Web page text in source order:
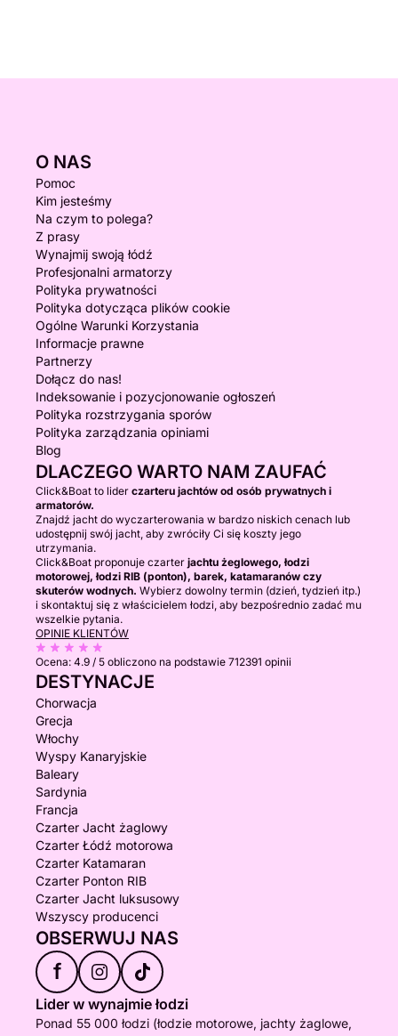
O NAS
Pomoc
Kim jesteśmy
Na czym to polega?
Z prasy
Wynajmij swoją łódź
Profesjonalni armatorzy
Polityka prywatności
Polityka dotycząca plików cookie
Ogólne Warunki Korzystania
Informacje prawne
Partnerzy
Dołącz do nas!
Indeksowanie i pozycjonowanie ogłoszeń
Polityka rozstrzygania sporów
Polityka zarządzania opiniami
Blog
DLACZEGO WARTO NAM ZAUFAĆ
Click&Boat to lider czarteru jachtów od osób prywatnych i
armatorów.
Znajdź jacht do wyczarterowania w bardzo niskich cenach lub
udostępnij swój jacht, aby zwróciły Ci się koszty jego
utrzymania.
Click&Boat proponuje czarter jachtu żeglowego, łodzi
motorowej, łodzi RIB (ponton), barek, katamaranów czy
skuterów wodnych. Wybierz dowolny termin (dzień, tydzień itp.)
i skontaktuj się z właścicielem łodzi, aby bezpośrednio zadać mu
wszelkie pytania.
OPINIE KLIENTÓW
Ocena: 4.9 / 5 obliczono na podstawie 712391 opinii
DESTYNACJE
Chorwacja
Grecja
Włochy
Wyspy Kanaryjskie
Baleary
Sardynia
Francja
Czarter Jacht żaglowy
Czarter Łódź motorowa
Czarter Katamaran
Czarter Ponton RIB
Czarter Jacht luksusowy
Wszyscy producenci
OBSERWUJ NAS
f
Lider w wynajmie łodzi
Ponad 55 000 łodzi (łodzie motorowe, jachty żaglowe,